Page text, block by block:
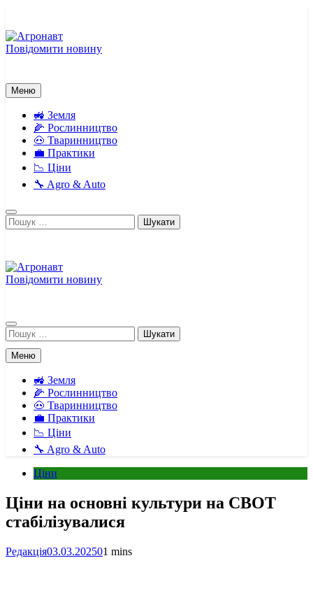
вмісту
Повідомити новину
Меню
🚜 Земля
🌽 Рослинництво
🐽 Тваринництво
💼 Практики
📉 Ціни
🔧 Agro & Auto
Пошук:
Повідомити новину
Пошук:
Меню
🚜 Земля
🌽 Рослинництво
🐽 Тваринництво
💼 Практики
📉 Ціни
🔧 Agro & Auto
Ціни
Ціни на основні культури на CBOT
стабілізувалися
Редакція03.03.202501 mins